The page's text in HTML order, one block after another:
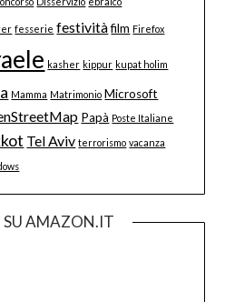
fesserie festività film Firefox
kasher kippur kupat holim
Mamma Matrimonio Microsoft
Papà Poste Italiane
Tel Aviv terrorismo vacanza
SU AMAZON.IT